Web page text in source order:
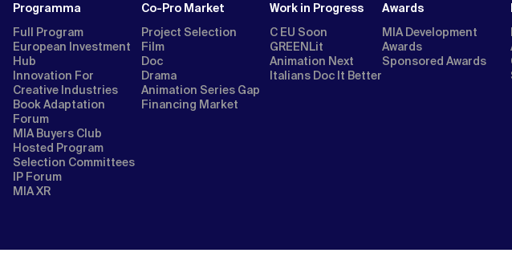
Programma
Full Program
European Investment
Hub
Innovation For
Creative Industries
Book Adaptation
Forum
MIA Buyers Club
Hosted Program
Selection Committees
IP Forum
MIA XR
Co-Pro Market
Project Selection
Film
Doc
Drama
Animation Series Gap
Financing Market
Work in Progress
C EU Soon
GREENLit
Animation Next
Italians Doc It Better
Awards
MIA Development
Awards
Sponsored Awards